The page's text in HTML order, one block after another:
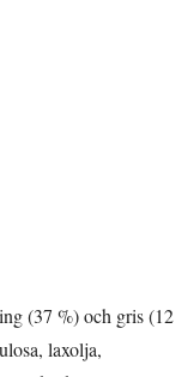
(37 %) och gris (12
laxolja,